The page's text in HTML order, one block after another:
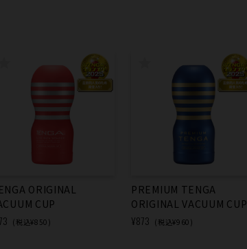
ORIGINAL
CUP
(税込¥850)
PREMIUM TENGA
ORIGINAL VACUUM CUP
¥873 (税込¥960)